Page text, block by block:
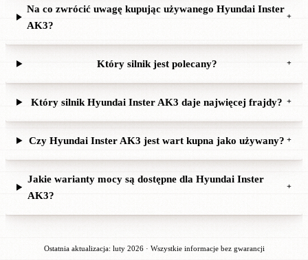
Na co zwrócić uwagę kupując używanego Hyundai Inster
AK3?
+
Który silnik jest polecany? +
Który silnik Hyundai Inster AK3 daje najwięcej frajdy? +
Czy Hyundai Inster AK3 jest wart kupna jako używany? +
Jakie warianty mocy są dostępne dla Hyundai Inster
AK3?
+
Ostatnia aktualizacja: luty 2026 · Wszystkie informacje bez gwarancji